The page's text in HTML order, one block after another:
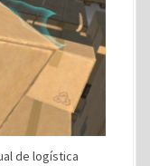
de logística